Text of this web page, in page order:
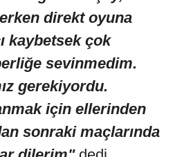
direkt oyuna
kaybetsek çok
sevinmedim.
gerekiyordu.
için ellerinden
sonraki maçlarında